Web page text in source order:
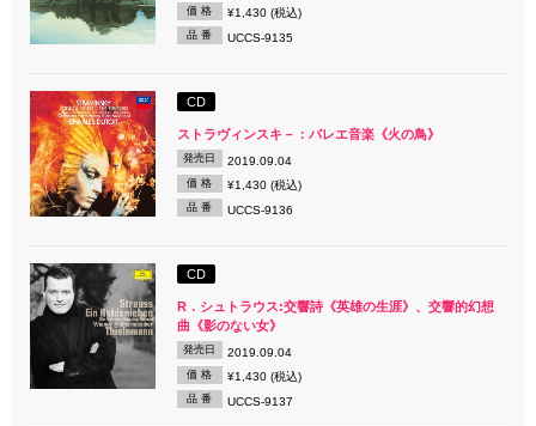
価 格 ¥1,430 (税込)
品 番 UCCS-9135
CD
ストラヴィンスキ－：バレエ音楽《火の鳥》
発売日 2019.09.04
価 格 ¥1,430 (税込)
品 番 UCCS-9136
CD
R．シュトラウス:交響詩《英雄の生涯》、交響的幻想
曲《影のない女》
発売日 2019.09.04
価 格 ¥1,430 (税込)
品 番 UCCS-9137